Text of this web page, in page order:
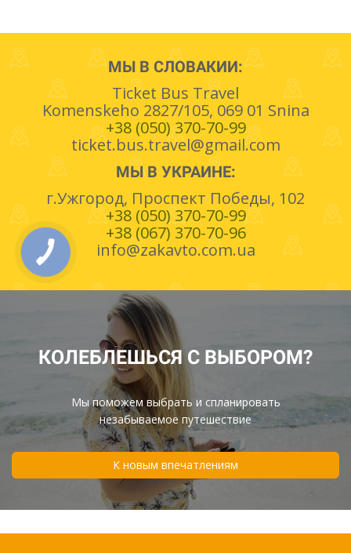
МЫ В СЛОВАКИИ:
Ticket Bus Travel
Komenskeho 2827/105, 069 01 Snina
+38 (050) 370-70-99
ticket.bus.travel@gmail.com
МЫ В УКРАИНЕ:
г.Ужгород, Проспект Победы, 102
+38 (050) 370-70-99
+38 (067) 370-70-96
info@zakavto.com.ua
КОЛЕБЛЕШЬСЯ С ВЫБОРОМ?
Мы поможем выбрать и спланировать
незабываемое путешествие
К новым впечатлениям